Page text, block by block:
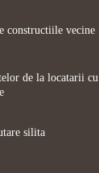
constructiile vecine
de la locatarii cu
silita